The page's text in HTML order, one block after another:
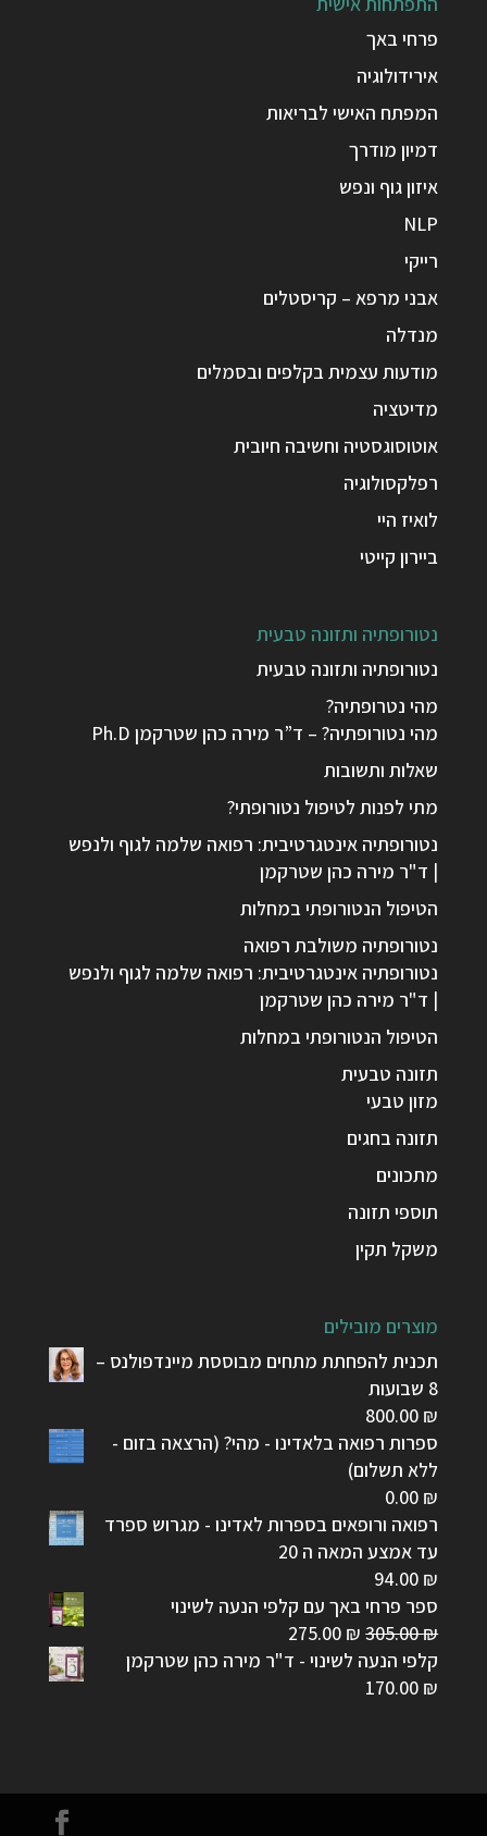
פרחי באך
אירידולוגיה
המפתח האישי לבריאות
דמיון מודרך
איזון גוף ונפש
NLP
רייקי
אבני מרפא – קריסטלים
מנדלה
מודעות עצמית בקלפים ובסמלים
מדיטציה
אוטוסוגסטיה וחשיבה חיובית
רפלקסולוגיה
לואיז היי
ביירון קייטי
נטורופתיה ותזונה טבעית
נטורופתיה ותזונה טבעית
מהי נטרופתיה?
מהי נטורופתיה? – ד”ר מירה כהן שטרקמן Ph.D
שאלות ותשובות
מתי לפנות לטיפול נטורופתי?
נטורופתיה אינטגרטיבית: רפואה שלמה לגוף ולנפש
| ד"ר מירה כהן שטרקמן
הטיפול הנטורופתי במחלות
נטורופתיה משולבת רפואה
נטורופתיה אינטגרטיבית: רפואה שלמה לגוף ולנפש
| ד"ר מירה כהן שטרקמן
הטיפול הנטורופתי במחלות
תזונה טבעית
מזון טבעי
תזונה בחגים
מתכונים
תוספי תזונה
משקל תקין
מוצרים מובילים
תכנית להפחתת מתחים מבוססת מיינדפולנס –
8 שבועות
800.00 ₪
ספרות רפואה בלאדינו - מהי? (הרצאה בזום -
ללא תשלום)
0.00 ₪
רפואה ורופאים בספרות לאדינו - מגרוש ספרד
עד אמצע המאה ה 20
94.00 ₪
ספר פרחי באך עם קלפי הנעה לשינוי
305.00₪
המחיר
המקורי
275.00 ₪
המחיר
הנוכחי
קלפי הנעה לשינוי - ד"ר מירה כהן שטרקמן
170.00 ₪